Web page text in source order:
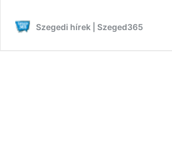
Szegedi hírek | Szeged365